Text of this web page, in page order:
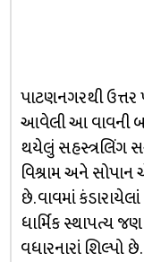
પાટણનગરથી ઉત્તર
આવેલી આ વાવની
થયેલું સહસ્ત્રલિંગ
વિશ્રામ અને
છે. વાવમાં
ધાર્મિક સ્થાપત્ય
વધારનારાં શિલ્પો